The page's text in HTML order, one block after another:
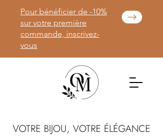
Pour bénéficier de -10%
sur votre première
commande, inscrivez-
vous
VOTRE BIJOU, VOTRE ÉLÉGANCE